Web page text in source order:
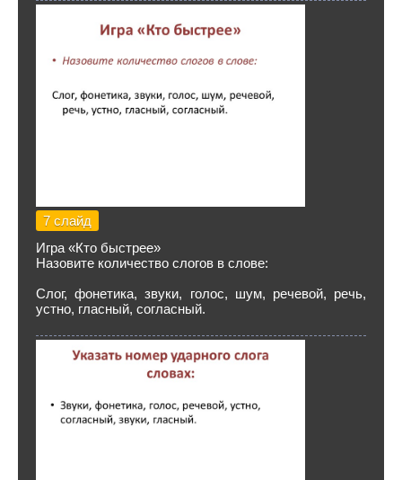
7 слайд
Игра «Кто быстрее»
Назовите количество слогов в слове:
Слог, фонетика, звуки, голос, шум, речевой, речь,
устно, гласный, согласный.